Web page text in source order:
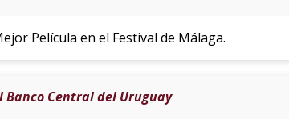
Película en el Festival de Málaga.
Central del Uruguay